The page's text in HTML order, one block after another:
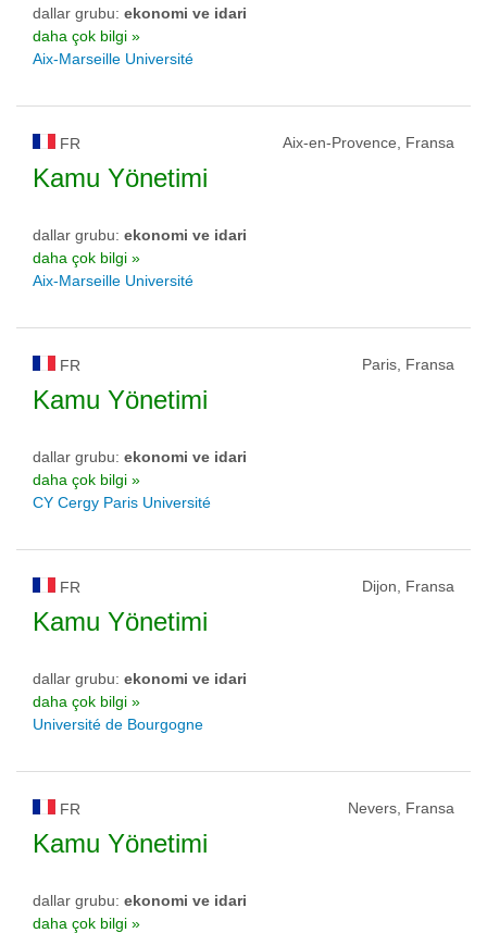
dallar grubu: ekonomi ve idari
daha çok bilgi »
Aix-Marseille Université
FR Aix-en-Provence, Fransa
Kamu Yönetimi
dallar grubu: ekonomi ve idari
daha çok bilgi »
Aix-Marseille Université
FR Paris, Fransa
Kamu Yönetimi
dallar grubu: ekonomi ve idari
daha çok bilgi »
CY Cergy Paris Université
FR Dijon, Fransa
Kamu Yönetimi
dallar grubu: ekonomi ve idari
daha çok bilgi »
Université de Bourgogne
FR Nevers, Fransa
Kamu Yönetimi
dallar grubu: ekonomi ve idari
daha çok bilgi »